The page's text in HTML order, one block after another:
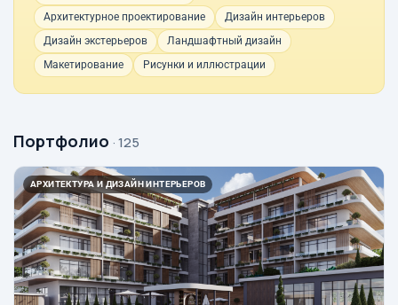
Архитектурное проектирование
Дизайн интерьеров
Дизайн экстерьеров
Ландшафтный дизайн
Макетирование
Рисунки и иллюстрации
Портфолио · 125
АРХИТЕКТУРА И ДИЗАЙН ИНТЕРЬЕРОВ